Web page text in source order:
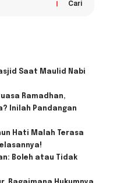
Cari
Saat Maulid Nabi
Ramadhan,
Inilah Pandangan
Hati Malah Terasa
Boleh atau Tidak